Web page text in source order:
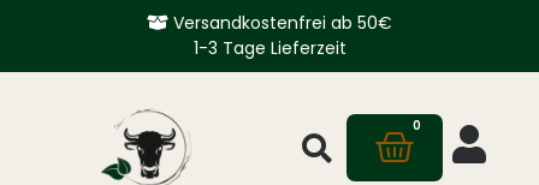
Versandkostenfrei ab 50€
1-3 Tage Lieferzeit
0